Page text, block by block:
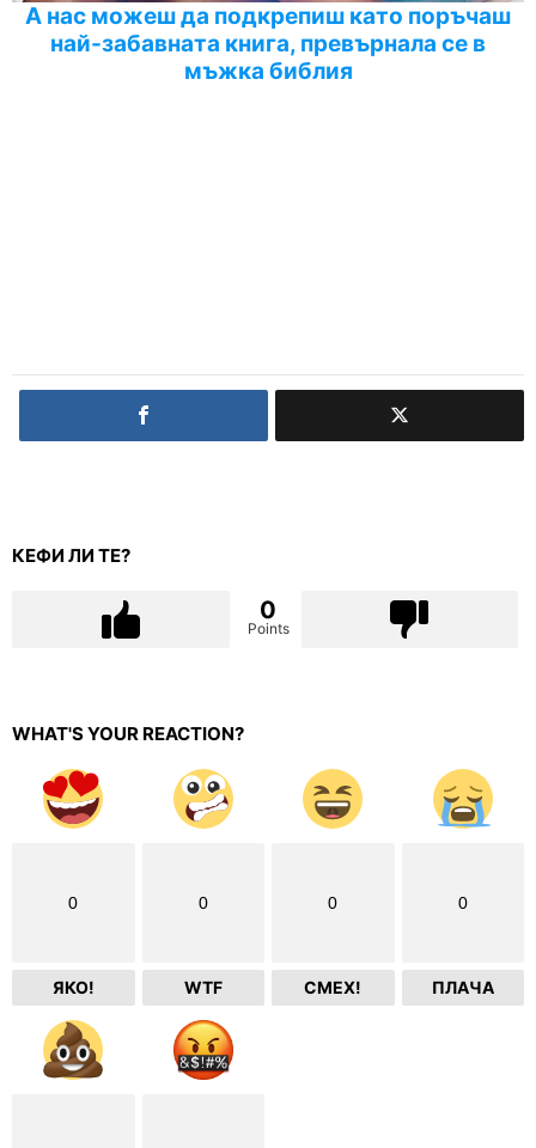
А нас можеш да подкрепиш като поръчаш
най-забавната книга, превърнала се в
мъжка библия
КЕФИ ЛИ ТЕ?
0
Points
WHAT'S YOUR REACTION?
0
ЯКО!
0
WTF
0
СМЕХ!
0
ПЛАЧА